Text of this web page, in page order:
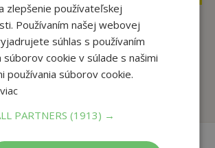
Riekanky
Edita Plicková
zlepšenie používateľskej
Používaním našej webovej
súhlas s používaním
súborov cookie v súlade s našimi
používania súborov cookie.
PARTNERS(1913) →